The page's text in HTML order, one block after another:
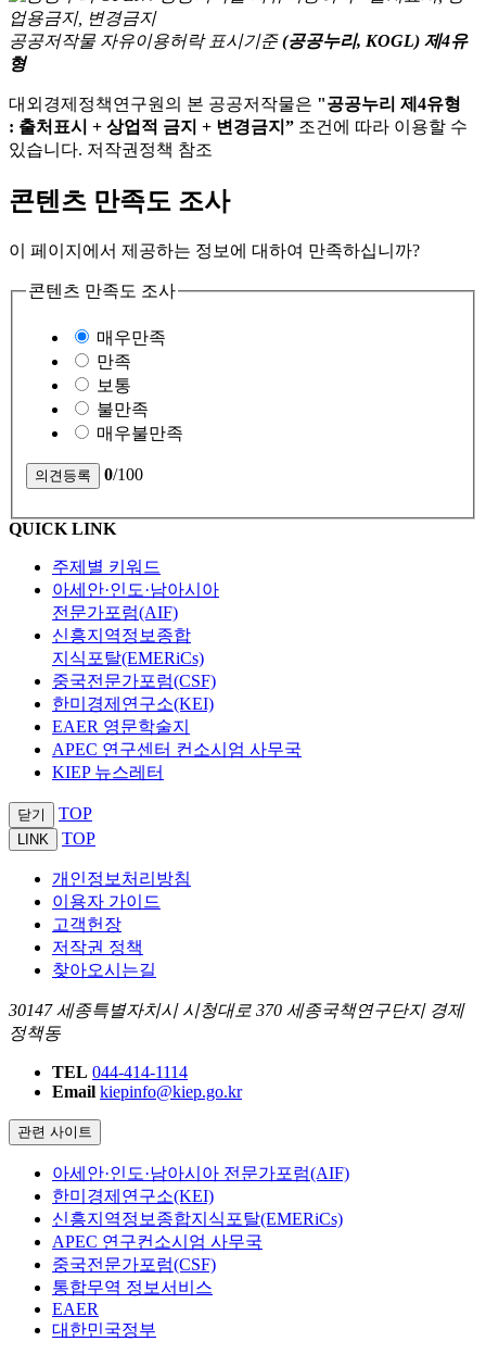
공공저작물 자유이용허락 표시기준 (공공누리, KOGL) 제4유
형
대외경제정책연구원의 본 공공저작물은 "공공누리 제4유형
: 출처표시 + 상업적 금지 + 변경금지” 조건에 따라 이용할 수
있습니다. 저작권정책 참조
콘텐츠 만족도 조사
이 페이지에서 제공하는 정보에 대하여 만족하십니까?
콘텐츠 만족도 조사
매우만족
만족
보통
불만족
매우불만족
0/100
QUICK LINK
주제별 키워드
아세안·인도·남아시아
전문가포럼(AIF)
신흥지역정보종합
지식포탈(EMERiCs)
중국전문가포럼(CSF)
한미경제연구소(KEI)
EAER 영문학술지
APEC 연구센터 컨소시엄 사무국
KIEP 뉴스레터
닫기 TOP
LINK TOP
개인정보처리방침
이용자 가이드
고객헌장
저작권 정책
찾아오시는길
30147 세종특별자치시 시청대로 370 세종국책연구단지 경제
정책동
TEL 044-414-1114
Email kiepinfo@kiep.go.kr
관련 사이트
아세안·인도·남아시아 전문가포럼(AIF)
한미경제연구소(KEI)
신흥지역정보종합지식포탈(EMERiCs)
APEC 연구컨소시엄 사무국
중국전문가포럼(CSF)
통합무역 정보서비스
EAER
대한민국정부